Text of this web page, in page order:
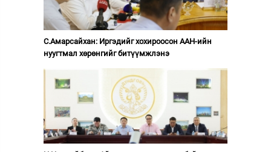
С.Амарсайхан: Иргэдийг хохироосон ААН-ийн
нуугтмал хөрөнгийг битүүмжлэнэ